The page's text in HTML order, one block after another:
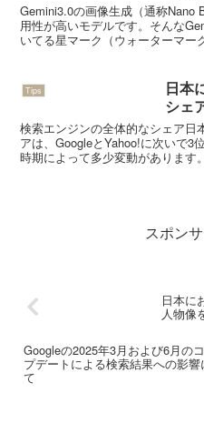
Gemini3.0の画像生成（通称Nano
用性が高いモデルです。そんな
いてる星マーク（ウォーターマ
Tips
日本
シェ
検索エンジンの全体的なシェア日
アは、GoogleとYahoo!に次いで3
時期によって多少変動があります
スポン
日本に
人物像
Googleの2025年3月および6月の
プデートによる検索結果への影響
て